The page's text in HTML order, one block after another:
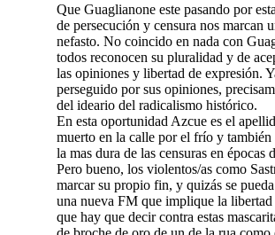
Que Guaglianone este pasando por
de persecución y censura nos marcan
nefasto. No coincido en nada con
todos reconocen su pluralidad y de
las opiniones y libertad de expresión.
perseguido por sus opiniones,
del ideario del radicalismo histórico.
En esta oportunidad Azcue es el
muerto en la calle por el frío y también
la mas dura de las censuras en épocas
Pero bueno, los violentos/as como
marcar su propio fin, y quizás se
una nueva FM que implique la
que hay que decir contra estas